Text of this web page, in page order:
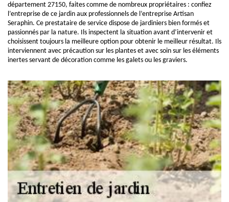
département 27150, faites comme de nombreux propriétaires : confiez
l’entreprise de ce jardin aux professionnels de l’entreprise Artisan
Seraphin. Ce prestataire de service dispose de jardiniers bien formés et
passionnés par la nature. Ils inspectent la situation avant d’intervenir et
choisissent toujours la meilleure option pour obtenir le meilleur résultat. Ils
interviennent avec précaution sur les plantes et avec soin sur les éléments
inertes servant de décoration comme les galets ou les graviers.